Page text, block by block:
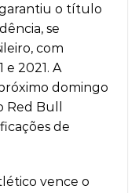
garantiu o título
se
com
e 2021. A
domingo
Red Bull
de
vence o